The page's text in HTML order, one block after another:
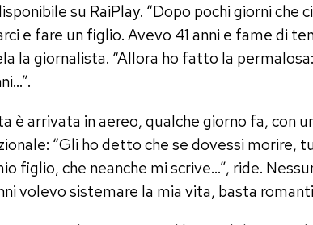
su RaiPlay. “Dopo pochi giorni che
e fare un figlio. Avevo 41 anni e fame di
la giornalista. “Allora ho fatto la
è arrivata in aereo, qualche giorno fa, con
“Gli ho detto che se dovessi morire,
figlio, che neanche mi scrive…”, ride.
volevo sistemare la mia vita, basta